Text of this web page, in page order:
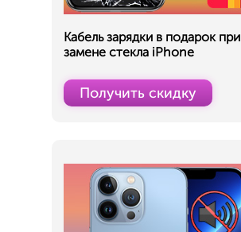
Кабель зарядки в подарок при
замене стекла iPhone
Получить скидку